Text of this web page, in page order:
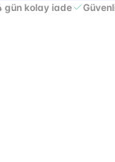
gün kolay iade